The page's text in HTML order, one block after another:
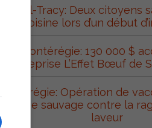
Sorel-Tracy: Deux citoyens
voisine lors d’un début
Montérégie: 130 000 $
l’entreprise L’Effet Bœuf de
Montérégie: Opération de
faune sauvage contre la
laveur